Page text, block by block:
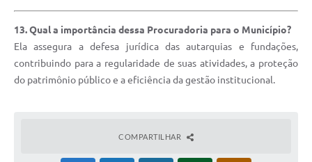
13. Qual a importância dessa Procuradoria para o Município?
Ela assegura a defesa jurídica das autarquias e fundações,
contribuindo para a regularidade de suas atividades, a proteção
do patrimônio público e a eficiência da gestão institucional.
COMPARTILHAR